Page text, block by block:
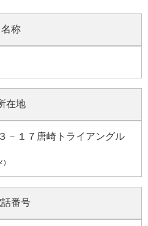
名称
在地
－１７唐崎トライアングル
)
番号